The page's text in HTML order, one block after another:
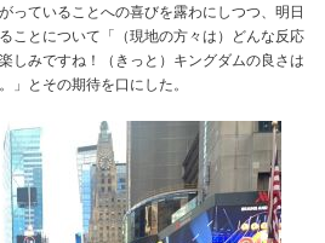
っていることへの喜びを露わにしつつ、明日
ことについて「（現地の方々は）どんな反応
しみですね！（きっと）キングダムの良さは
」とその期待を口にした。